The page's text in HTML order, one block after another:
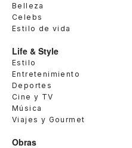
Belleza
Celebs
Estilo de vida
Life & Style
Estilo
Entretenimiento
Deportes
Cine y TV
Música
Viajes y Gourmet
Obras